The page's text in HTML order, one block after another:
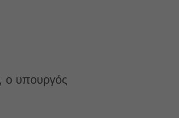
ο υπουργός